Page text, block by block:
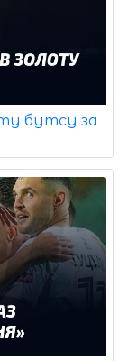
бутсу за